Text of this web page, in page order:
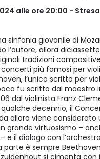
alle ore 20:00 -
sinfonia giovanile di
l’autore, allora
tradizioni
più famosi per
l’unico scritto per
fu scritto dal
dal violinista Franz
decennio, il
allora viene considerato
grande virtuosismo –
e il dialogo con
parte è sempre